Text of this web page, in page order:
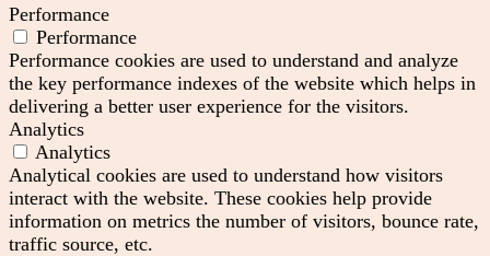
Performance
Performance
Performance cookies are used to understand and analyze
the key performance indexes of the website which helps in
delivering a better user experience for the visitors.
Analytics
Analytics
Analytical cookies are used to understand how visitors
interact with the website. These cookies help provide
information on metrics the number of visitors, bounce rate,
traffic source, etc.